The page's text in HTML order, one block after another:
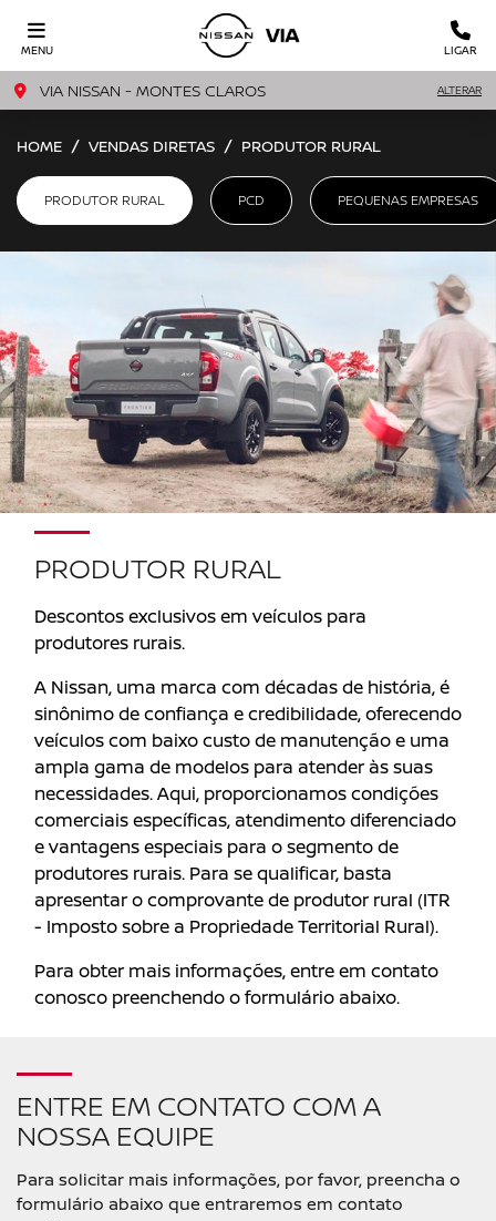
MENU LIGAR
VIA NISSAN - MONTES CLAROS ALTERAR
HOME VENDAS DIRETAS PRODUTOR RURAL
PCD PEQUENAS EMPRESAS
PRODUTOR RURAL
PRODUTOR RURAL
Descontos exclusivos em veículos para
produtores rurais.
A Nissan, uma marca com décadas de história, é
sinônimo de confiança e credibilidade, oferecendo
veículos com baixo custo de manutenção e uma
ampla gama de modelos para atender às suas
necessidades. Aqui, proporcionamos condições
comerciais específicas, atendimento diferenciado
e vantagens especiais para o segmento de
produtores rurais. Para se qualificar, basta
apresentar o comprovante de produtor rural (ITR
- Imposto sobre a Propriedade Territorial Rural).
Para obter mais informações, entre em contato
conosco preenchendo o formulário abaixo.
ENTRE EM CONTATO COM A
NOSSA EQUIPE
Para solicitar mais informações, por favor, preencha o
formulário abaixo que entraremos em contato